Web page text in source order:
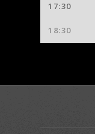
17:30
18:30